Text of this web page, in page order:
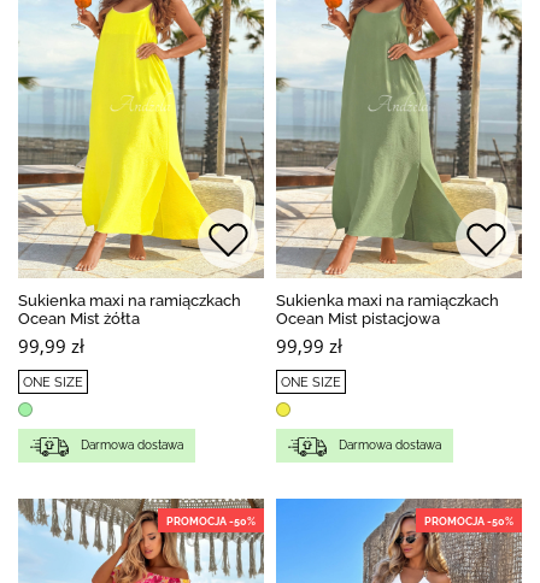
Sukienka maxi na ramiączkach
Ocean Mist żółta
99,99 zł
ONE SIZE
Darmowa dostawa
Sukienka maxi na ramiączkach
Ocean Mist pistacjowa
99,99 zł
ONE SIZE
Darmowa dostawa
PROMOCJA -50% PROMOCJA -50%